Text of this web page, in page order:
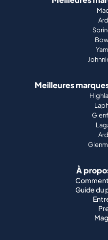
Meilleures
À
Guide du